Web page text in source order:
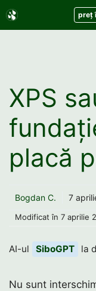
Sari
la
preț
XPS
placă
Bogdan C. 7
Modificat în 7 aprilie
AI-ul SiboGPT la
Nu sunt